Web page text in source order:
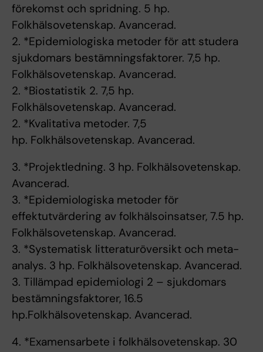
förekomst och spridning. 5 hp.
Folkhälsovetenskap. Avancerad.
2. *Epidemiologiska metoder för att studera
sjukdomars bestämningsfaktorer. 7,5 hp.
Folkhälsovetenskap. Avancerad.
2. *Biostatistik 2. 7,5 hp.
Folkhälsovetenskap. Avancerad.
2. *Kvalitativa metoder. 7,5
hp. Folkhälsovetenskap. Avancerad.
3. *Projektledning. 3 hp. Folkhälsovetenskap.
Avancerad.
3. *Epidemiologiska metoder för
effektutvärdering av folkhälsoinsatser, 7.5 hp.
Folkhälsovetenskap. Avancerad.
3. *Systematisk litteraturöversikt och meta-
analys. 3 hp. Folkhälsovetenskap. Avancerad.
3. Tillämpad epidemiologi 2 – sjukdomars
bestämningsfaktorer, 16.5
hp.Folkhälsovetenskap. Avancerad.
4. *Examensarbete i folkhälsovetenskap. 30